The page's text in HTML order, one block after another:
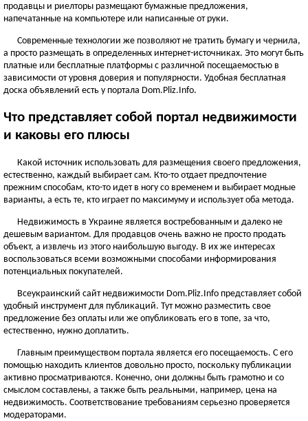
ЧЕРНОВИЦКАЯ ОБЛАСТЬ
Черновцы
Новоднестровск
Вижница
Смотреть всё
Севастополь
Керчь
Смотреть всё
продавцы и риелторы размещают бумажные предложения,
напечатанные на компьютере или написанные от руки.
Современные технологии же позволяют не тратить бумагу и чернила,
а просто размещать в определенных интернет-источниках. Это могут быть
платные или бесплатные платформы с различной посещаемостью в
зависимости от уровня доверия и популярности. Удобная бесплатная
доска объявлений есть у портала Dom.Pliz.Info.
Что представляет собой портал недвижимости
и каковы его плюсы
Какой источник использовать для размещения своего предложения,
естественно, каждый выбирает сам. Кто-то отдает предпочтение
прежним способам, кто-то идет в ногу со временем и выбирает модные
варианты, а есть те, кто играет по максимуму и использует оба метода.
Недвижимость в Украине является востребованным и далеко не
дешевым вариантом. Для продавцов очень важно не просто продать
объект, а извлечь из этого наибольшую выгоду. В их же интересах
воспользоваться всеми возможными способами информирования
потенциальных покупателей.
Всеукраинский сайт недвижимости Dom.Pliz.Info представляет собой
удобный инструмент для публикаций. Тут можно разместить свое
предложение без оплаты или же опубликовать его в топе, за что,
естественно, нужно доплатить.
Главным преимуществом портала является его посещаемость. С его
помощью находить клиентов довольно просто, поскольку публикации
активно просматриваются. Конечно, они должны быть грамотно и со
смыслом составлены, а также быть реальными, например, цена на
недвижимость. Соответствование требованиям серьезно проверяется
модераторами.